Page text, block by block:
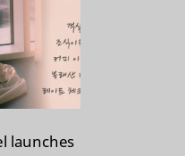
launches